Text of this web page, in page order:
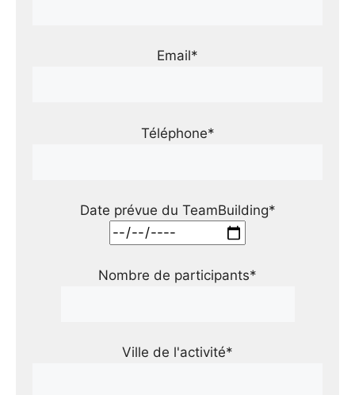
Email*
Téléphone*
Date prévue du TeamBuilding*
Nombre de participants*
Ville de l'activité*